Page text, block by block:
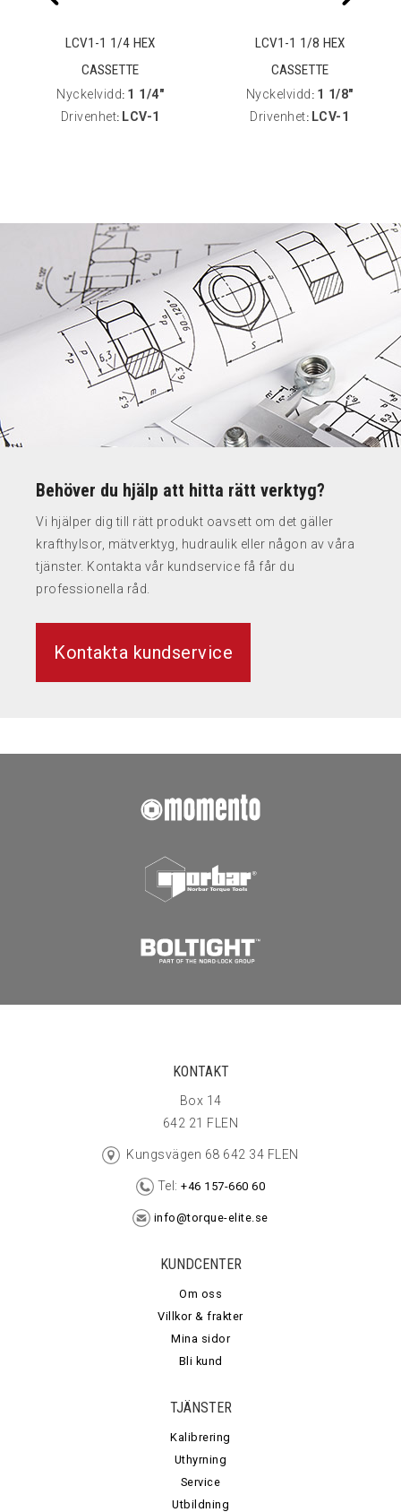
LCV1-1 1/4 HEX
CASSETTE
Nyckelvidd: 1 1/4"
Drivenhet: LCV-1
LCV1-1 1/8 HEX
CASSETTE
Nyckelvidd : 1 1/8"
Drivenhet: LCV-1
Behöver du hjälp att hitta rätt verktyg?
Vi hjälper dig till rätt produkt oavsett om det gäller
krafthylsor, mätverktyg, hudraulik eller någon av våra
tjänster. Kontakta vår kundservice få får du
professionella råd.
Kontakta kundservice
KONTAKT
Box 14
642 21 FLEN
Kungsvägen 68 642 34 FLEN
Tel: +46 157-660 60
info@torque-elite.se
KUNDCENTER
Om oss
Villkor & frakter
Mina sidor
Bli kund
TJÄNSTER
Kalibrering
Uthyrning
Service
Utbildning